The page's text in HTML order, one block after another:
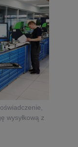
wysyłkową z